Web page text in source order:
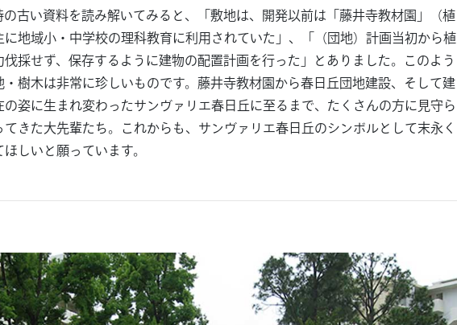
の古い資料を読み解いてみると、「敷地は、開発以前は「藤井寺教材園」（植
に地域小・中学校の理科教育に利用されていた」、「（団地）計画当初から植
採せず、保存するように建物の配置計画を行った」とありました。このよう
・樹木は非常に珍しいものです。藤井寺教材園から春日丘団地建設、そして建
の姿に生まれ変わったサンヴァリエ春日丘に至るまで、たくさんの方に見守ら
てきた大先輩たち。これからも、サンヴァリエ春日丘のシンボルとして末永く
しいと願っています。